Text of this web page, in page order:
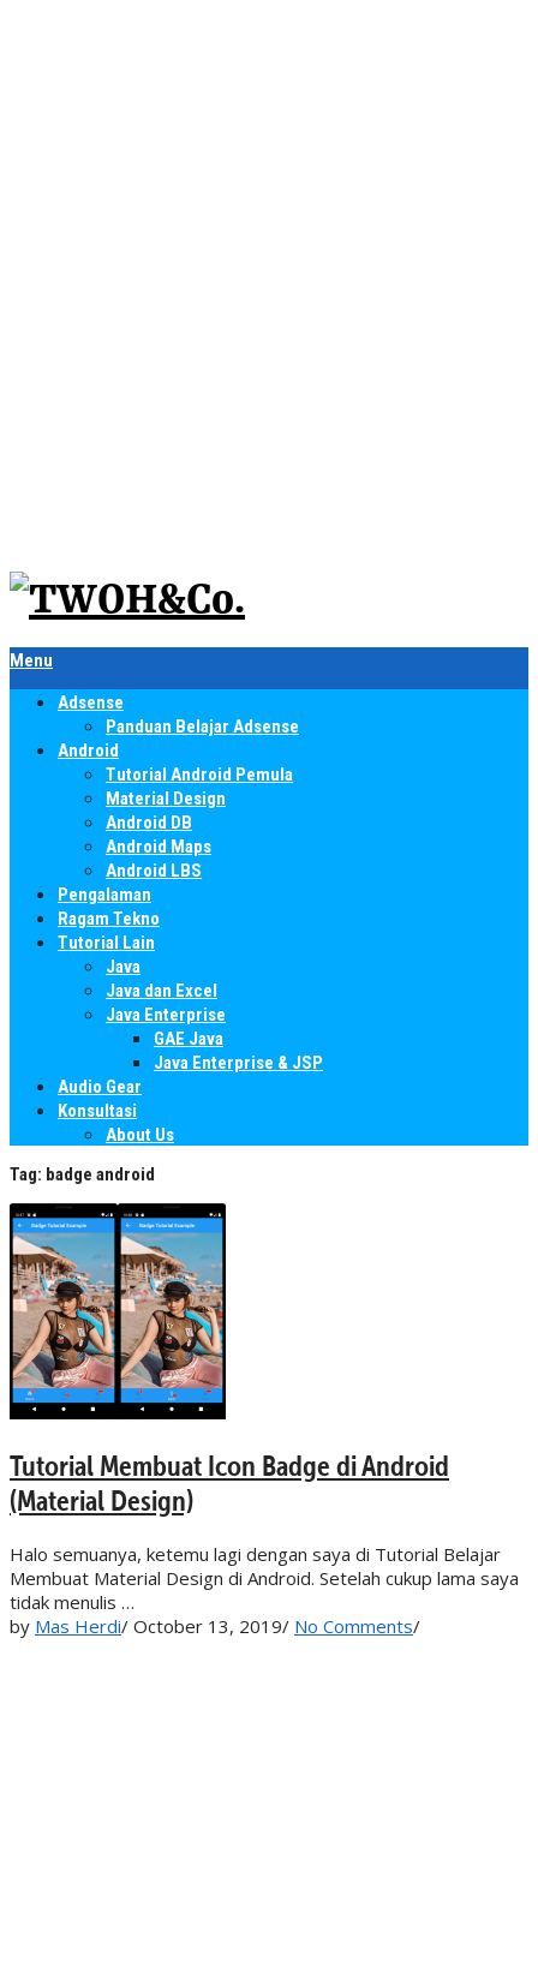
Menu
Adsense
Panduan Belajar Adsense
Android
Tutorial Android Pemula
Material Design
Android DB
Android Maps
Android LBS
Pengalaman
Ragam Tekno
Tutorial Lain
Java
Java dan Excel
Java Enterprise
GAE Java
Java Enterprise & JSP
Audio Gear
Konsultasi
About Us
Tag: badge android
Tutorial Membuat Icon Badge di Android
(Material Design)
Halo semuanya, ketemu lagi dengan saya di Tutorial Belajar
Membuat Material Design di Android. Setelah cukup lama saya
tidak menulis …
by Mas Herdi/ October 13, 2019/ No Comments/